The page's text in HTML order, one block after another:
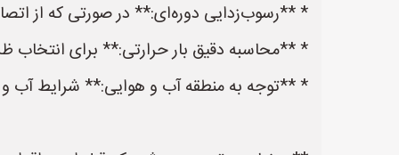
* **رسوب‌زدایی دوره‌ای:** در صورتی که از
* **محاسبه دقیق بار حرارتی:** برای انتخاب
* **توجه به منطقه آب و هوایی:** شرایط آب و